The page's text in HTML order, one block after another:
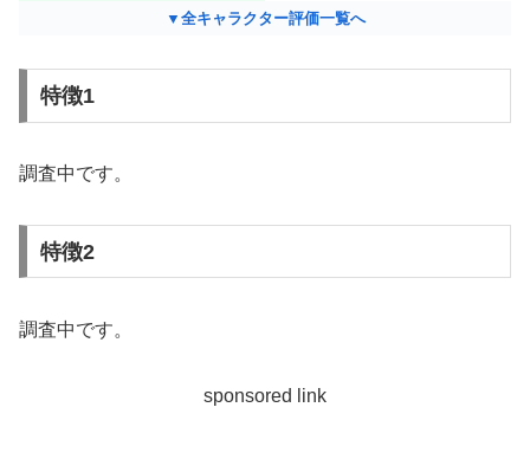
▼全キャラクター評価一覧へ
特徴1
調査中です。
特徴2
調査中です。
sponsored link